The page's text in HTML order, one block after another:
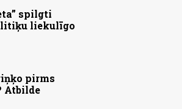
spilgti
liekulīgo
pirms
Atbilde